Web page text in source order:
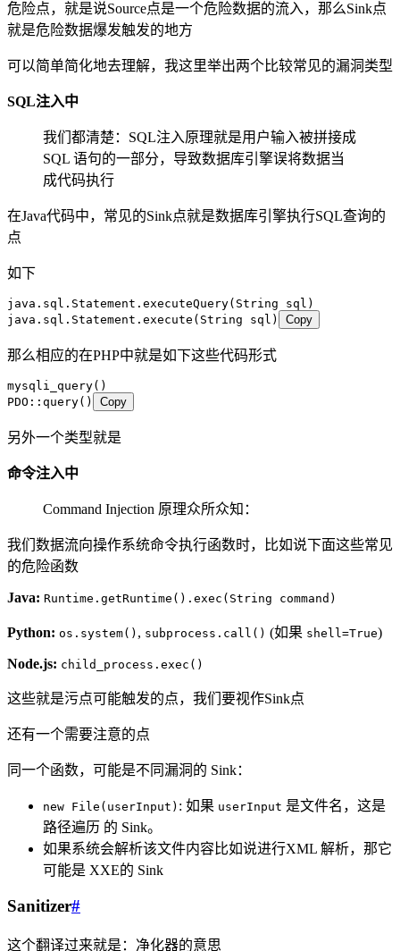
危险点，就是说Source点是一个危险数据的流入，那么Sink点
就是危险数据爆发触发的地方
可以简单简化地去理解，我这里举出两个比较常见的漏洞类型
SQL注入中
我们都清楚：SQL注入原理就是用户输入被拼接成
SQL 语句的一部分，导致数据库引擎误将数据当
成代码执行
在Java代码中，常见的Sink点就是数据库引擎执行SQL查询的
点
如下
java . sql . Statement . executeQuery( String sql)
java . sql . Statement . execute ( String sql) Copy
那么相应的在PHP中就是如下这些代码形式
mysqli_query()
PDO :: query() Copy
另外一个类型就是
命令注入中
Command Injection 原理众所众知：
我们数据流向操作系统命令执行函数时，比如说下面这些常见
的危险函数
Java: Runtime.getRuntime().exec(String command)
Python: os.system() , subprocess.call() (如果 shell=True)
Node.js: child_process.exec()
这些就是污点可能触发的点，我们要视作Sink点
还有一个需要注意的点
同一个函数，可能是不同漏洞的 Sink：
new File(userInput) : 如果 userInput 是文件名，这是
路径遍历 的 Sink。
如果系统会解析该文件内容比如说进行XML 解析，那它
可能是 XXE的 Sink
Sanitizer#
这个翻译过来就是：净化器的意思